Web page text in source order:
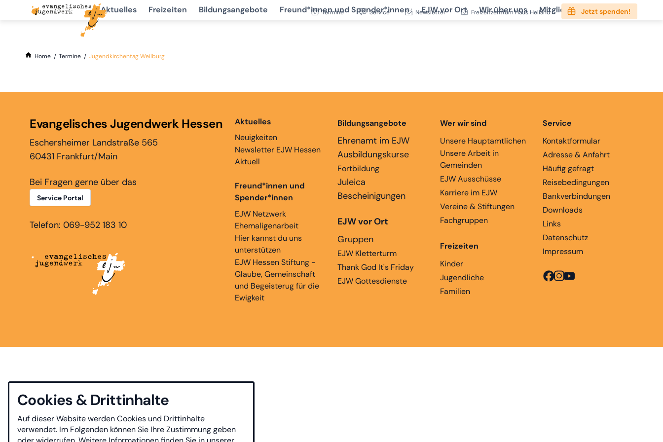
Termine Service Newsletter Freizeitzentrum Haus Heliand Jetzt spenden!
Aktuelles Freizeiten Bildungsangebote Freund*innen und Spender*innen EJW vor Ort Wir über uns Mitgliedschaft Service
Home Termine Jugendkirchentag Weilburg
Evangelisches Jugendwerk Hessen
Eschersheimer Landstraße 565
60431 Frankfurt/Main
Bei Fragen gerne über das
Service Portal
Telefon: 069-952 183 10
Aktuelles
Neuigkeiten
Newsletter EJW Hessen
Aktuell
Freund*innen und
Spender*innen
EJW Netzwerk
Ehemaligenarbeit
Hier kannst du uns
unterstützen
EJW Hessen Stiftung -
Glaube, Gemeinschaft
und Begeisterug für die
Ewigkeit
Bildungsangebote
Ehrenamt im EJW
Ausbildungskurse
Fortbildung
Juleica
Bescheinigungen
EJW vor Ort
Gruppen
EJW Kletterturm
Thank God It's Friday
EJW Gottesdienste
Wer wir sind
Unsere Hauptamtlichen
Unsere Arbeit in
Gemeinden
EJW Ausschüsse
Karriere im EJW
Vereine & Stiftungen
Fachgruppen
Freizeiten
Kinder
Jugendliche
Familien
Service
Kontaktformular
Adresse & Anfahrt
Häufig gefragt
Reisebedingungen
Bankverbindungen
Downloads
Links
Datenschutz
Impressum
Cookies & Drittinhalte
Auf dieser Website werden Cookies und Drittinhalte
verwendet. Im Folgenden können Sie Ihre Zustimmung geben